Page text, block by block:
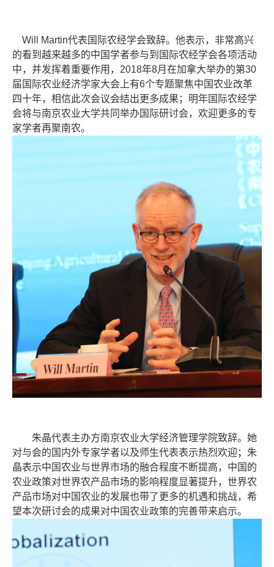
Will Martin代表国际农经学会致辞。他表示，非常高兴
的看到越来越多的中国学者参与到国际农经学会各项活动
中，并发挥着重要作用，2018年8月在加拿大举办的第30
届国际农业经济学家大会上有6个专题聚焦中国农业改革
四十年，相信此次会议会结出更多成果；明年国际农经学
会将与南京农业大学共同举办国际研讨会，欢迎更多的专
家学者再聚南农。
朱晶代表主办方南京农业大学经济管理学院致辞。她
对与会的国内外专家学者以及师生代表表示热烈欢迎；朱
晶表示中国农业与世界市场的融合程度不断提高，中国的
农业政策对世界农产品市场的影响程度显著提升，世界农
产品市场对中国农业的发展也带了更多的机遇和挑战，希
望本次研讨会的成果对中国农业政策的完善带来启示。